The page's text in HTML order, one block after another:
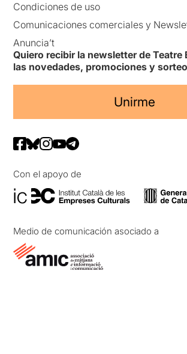
Condiciones de uso
Comunicaciones comerciales y
Anuncia’t
Quiero recibir la newsletter de Teatre
las novedades, promociones y
Unirme
Con el apoyo de
Medio de comunicación asociado a